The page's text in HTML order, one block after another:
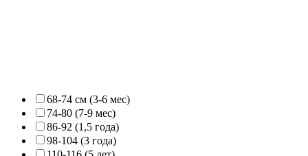
68-74 см (3-6 мес)
74-80 (7-9 мес)
86-92 (1,5 года)
98-104 (3 года)